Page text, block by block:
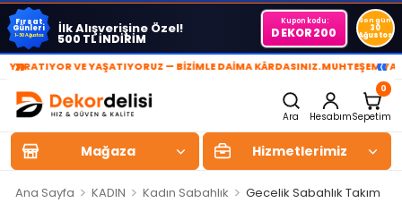
Fırsat
Günleri
1-30 Ağustos İlk Alışverişine Özel!
500 TL İNDİRİM
Kupon kodu:
DEKOR200
Son gün
30
Ağustos
» VE YAŞATIYORUZ — BİZİMLE DAİMA KÂRDASINIZ.MUHTEŞEM «
Ara Hesabım
0
Sepetim
Mağaza Hizmetlerimiz
Ana Sayfa > KADIN > Kadın Sabahlık > Gecelik Sabahlık Takım